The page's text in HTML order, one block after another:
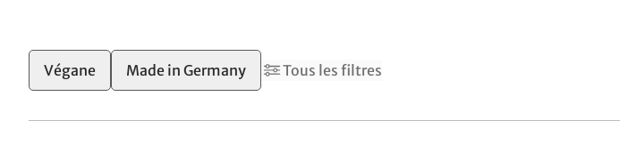
Végane Made in Germany Tous les filtres